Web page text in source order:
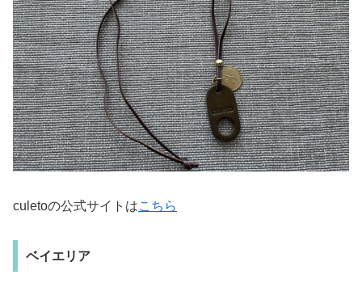
culetoの公式サイトはこちら
ベイエリア